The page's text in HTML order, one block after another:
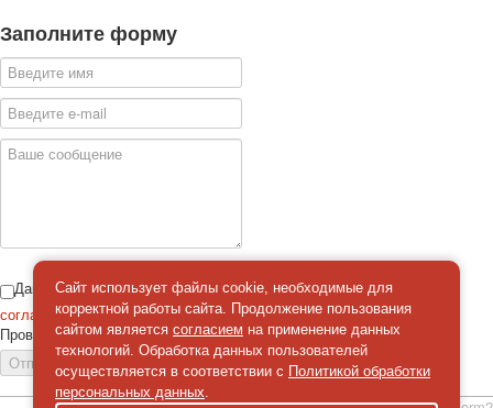
Заполните форму
Даю
согласиена обработку персональных данных
Проверка*
Отправить сообщение
Сайт использует файлы cookie, необходимые для
корректной работы сайта. Продолжение пользования
сайтом является согласием на применение данных
технологий. Обработка данных пользователей
осуществляется в соответствии с Политикой обработки
персональных данных.